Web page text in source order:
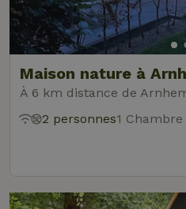
Maison nature à
À 6 km distance de
2 personnes1